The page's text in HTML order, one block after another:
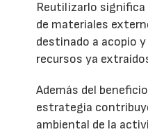
Reutilizarlo significa
de materiales
destinado a acopio
recursos ya
Además del
estrategia
ambiental de la